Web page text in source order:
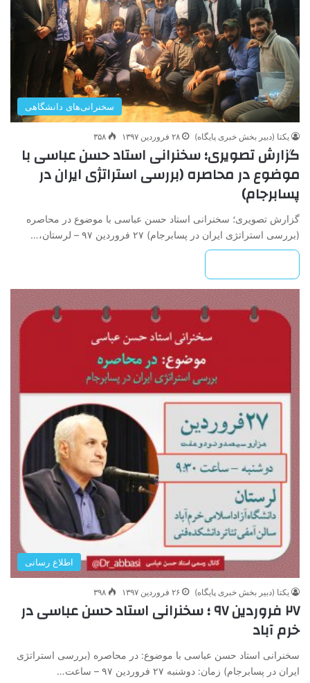
سخنرانی‌های دانشگاهی
یکتا (دبیر بخش خبری پایگاه) ۲۸ فروردین ۱۳۹۷ ۳۵۸
گزارش تصویری؛ سخنرانی استاد حسن عباسی با
موضوع در محاصره (بررسی استراتژی ایران در
پسابرجام)
گزارش تصویری؛ سخنرانی استاد حسن عباسی با موضوع در محاصره
(بررسی استراتژی ایران در پسابرجام) ۲۷ فروردین ۹۷ – لرستان،…
اطلاع رسانی
یکتا (دبیر بخش خبری پایگاه) ۲۶ فروردین ۱۳۹۷ ۳۹۸
۲۷ فروردین ۹۷ ؛ سخنرانی استاد حسن عباسی در
خرم آباد
سخنرانی استاد حسن عباسی با موضوع: در محاصره (بررسی استراتژی
ایران در پسابرجام) زمان: دوشنبه ۲۷ فروردین ۹۷ – ساعت…